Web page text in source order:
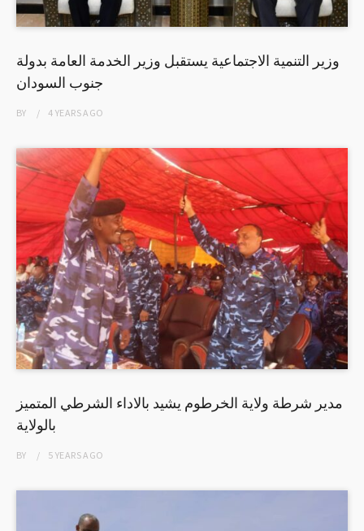
وزير التنمية الاجتماعية يستقبل وزير الخدمة العامة بدولة
جنوب السودان
BY 4 YEARSAGO
مدير شرطة ولاية الخرطوم يشيد بالاداء الشرطي المتميز
بالولاية
BY 5 YEARSAGO